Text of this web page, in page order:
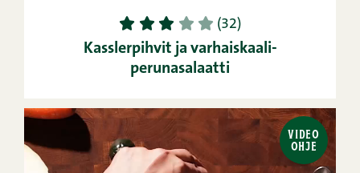
1 2 3 4 5 (32)
Kasslerpihvit ja varhaiskaali-
perunasalaatti
VIDEO
OHJE